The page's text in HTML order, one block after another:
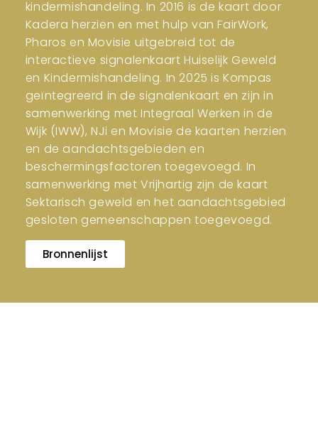
kindermishandeling. In 2016 is de kaart door
Kadera herzien en met hulp van FairWork,
Pharos en Movisie uitgebreid tot de
interactieve signalenkaart Huiselijk Geweld
en Kindermishandeling. In 2025 is Kompas
geïntegreerd in de signalenkaart en zijn in
samenwerking met Integraal Werken in de
Wijk (IWW), NJi en Movisie de kaarten herzien
en de aandachtsgebieden en
beschermingsfactoren toegevoegd. In
samenwerking met Vrijhartig zijn de kaart
Sektarisch geweld en het aandachtsgebied
gesloten gemeenschappen toegevoegd.
Bronnenlijst